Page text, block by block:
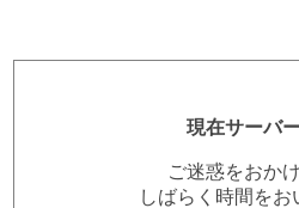
現在サーバ
ご迷惑をおか
しばらく時間を